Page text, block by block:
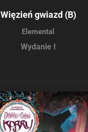
Więzień gwiazd (B)
Elemental
Wydanie I